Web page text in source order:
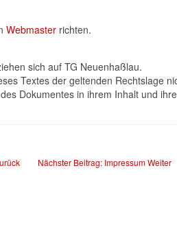
Webmaster richten.
sich auf TG Neuenhaßlau.
Textes der geltenden Rechtslage
Dokumentes in ihrem Inhalt und
Nächster Beitrag: ImpressumWeiter